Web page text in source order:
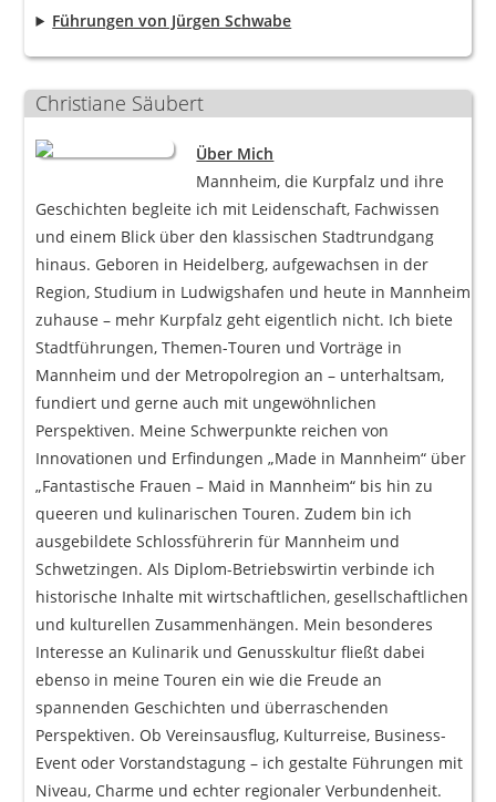
Führungen von Jürgen Schwabe
Christiane Säubert
Über Mich
Mannheim, die Kurpfalz und ihre
Geschichten begleite ich mit Leidenschaft, Fachwissen
und einem Blick über den klassischen Stadtrundgang
hinaus. Geboren in Heidelberg, aufgewachsen in der
Region, Studium in Ludwigshafen und heute in Mannheim
zuhause – mehr Kurpfalz geht eigentlich nicht. Ich biete
Stadtführungen, Themen-Touren und Vorträge in
Mannheim und der Metropolregion an – unterhaltsam,
fundiert und gerne auch mit ungewöhnlichen
Perspektiven. Meine Schwerpunkte reichen von
Innovationen und Erfindungen „Made in Mannheim“ über
„Fantastische Frauen – Maid in Mannheim“ bis hin zu
queeren und kulinarischen Touren. Zudem bin ich
ausgebildete Schlossführerin für Mannheim und
Schwetzingen. Als Diplom-Betriebswirtin verbinde ich
historische Inhalte mit wirtschaftlichen, gesellschaftlichen
und kulturellen Zusammenhängen. Mein besonderes
Interesse an Kulinarik und Genusskultur fließt dabei
ebenso in meine Touren ein wie die Freude an
spannenden Geschichten und überraschenden
Perspektiven. Ob Vereinsausflug, Kulturreise, Business-
Event oder Vorstandstagung – ich gestalte Führungen mit
Niveau, Charme und echter regionaler Verbundenheit.